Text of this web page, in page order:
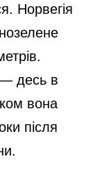
Норвегія
десь в
вона
після